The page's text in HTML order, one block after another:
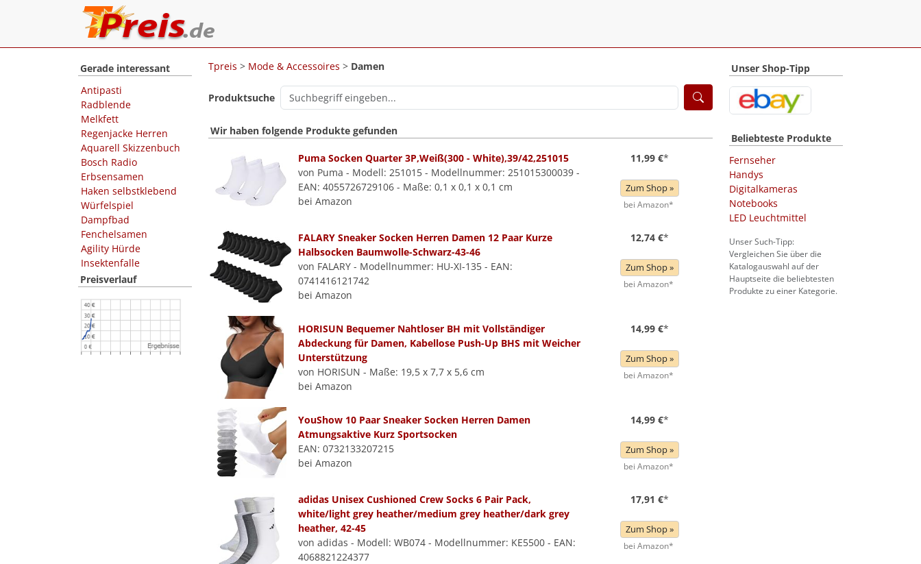
Gerade interessant
Antipasti
Radblende
Melkfett
Regenjacke Herren
Aquarell Skizzenbuch
Bosch Radio
Erbsensamen
Haken selbstklebend
Würfelspiel
Dampfbad
Fenchelsamen
Agility Hürde
Insektenfalle
Preisverlauf
Tpreis > Mode & Accessoires > Damen
Produktsuche
Wir haben folgende Produkte gefunden
Puma Socken Quarter 3P,Weiß(300 - White),39/42,251015
von Puma - Modell: 251015 - Modellnummer: 251015300039 -
EAN: 4055726729106 - Maße: 0,1 x 0,1 x 0,1 cm
bei Amazon
11,99 €*
Zum Shop »
bei Amazon*
FALARY Sneaker Socken Herren Damen 12 Paar Kurze
Halbsocken Baumwolle-Schwarz-43-46
von FALARY - Modellnummer: HU-XI-135 - EAN:
0741416121742
bei Amazon
12,74 €*
Zum Shop »
bei Amazon*
HORISUN Bequemer Nahtloser BH mit Vollständiger
Abdeckung für Damen, Kabellose Push-Up BHS mit Weicher
Unterstützung
von HORISUN - Maße: 19,5 x 7,7 x 5,6 cm
bei Amazon
14,99 €*
Zum Shop »
bei Amazon*
YouShow 10 Paar Sneaker Socken Herren Damen
Atmungsaktive Kurz Sportsocken
EAN: 0732133207215
bei Amazon
14,99 €*
Zum Shop »
bei Amazon*
adidas Unisex Cushioned Crew Socks 6 Pair Pack,
white/light grey heather/medium grey heather/dark grey
heather, 42-45
von adidas - Modell: WB074 - Modellnummer: KE5500 - EAN:
4068821224377
17,91 €*
Zum Shop »
bei Amazon*
Unser Shop-Tipp
Beliebteste Produkte
Fernseher
Handys
Digitalkameras
Notebooks
LED Leuchtmittel
Unser Such-Tipp:
Vergleichen Sie über die
Katalogauswahl auf der
Hauptseite die beliebtesten
Produkte zu einer Kategorie.